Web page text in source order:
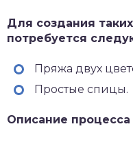
Для создания
потребуется
Пряжа двух
Простые спицы.
Описание